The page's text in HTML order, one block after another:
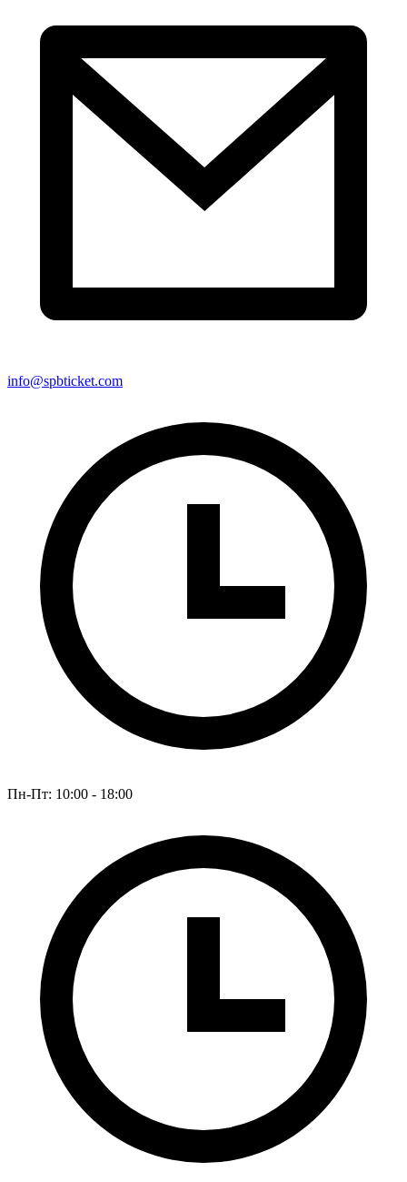
info@spbticket.com
Пн-Пт: 10:00 - 18:00